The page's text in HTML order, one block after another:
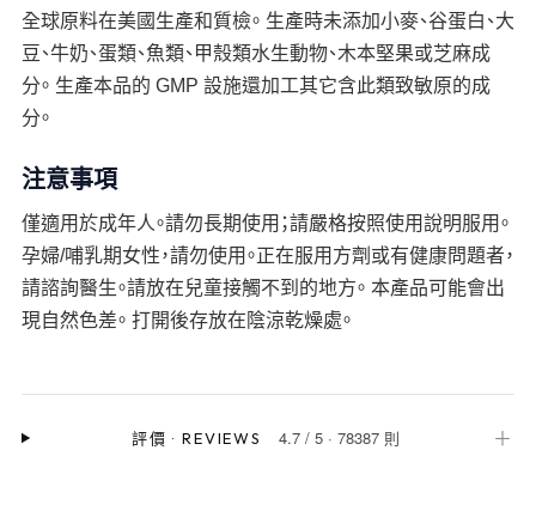
全球原料在美國生產和質檢。 生產時未添加小麥、谷蛋白、大
豆、牛奶、蛋類、魚類、甲殼類水生動物、木本堅果或芝麻成
分。 生產本品的 GMP 設施還加工其它含此類致敏原的成
分。
注意事項
僅適用於成年人。請勿長期使用；請嚴格按照使用說明服用。
孕婦/哺乳期女性，請勿使用。正在服用方劑或有健康問題者，
請諮詢醫生。請放在兒童接觸不到的地方。 本產品可能會出
現自然色差。 打開後存放在陰涼乾燥處。
評價 ·REVIEWS 4.7/ 5· 78387 則 ＋